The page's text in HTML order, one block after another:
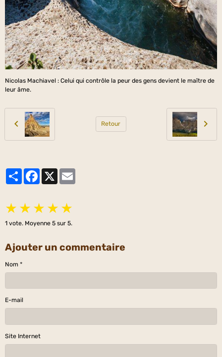
Nicolas Machiavel : Celui qui contrôle la peur des gens devient le maître de
leur âme.
Retour
PartagerFacebook
X
★ ★ ★ ★ ★
1 vote. Moyenne 5 sur 5.
Ajouter un commentaire
Nom
E-mail
Site Internet